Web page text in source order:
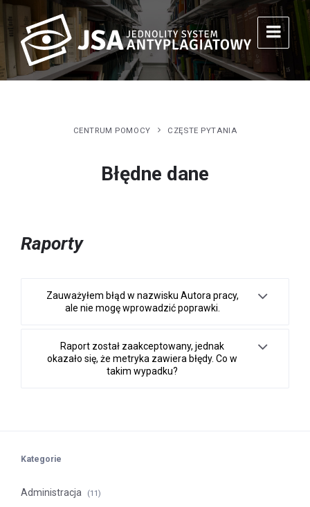
CENTRUM POMOCY CZĘSTE PYTANIA
Błędne dane
Raporty
Zauważyłem błąd w nazwisku Autora pracy,
ale nie mogę wprowadzić poprawki.
Raport został zaakceptowany, jednak
okazało się, że metryka zawiera błędy. Co w
takim wypadku?
Kategorie
Administracja (11)